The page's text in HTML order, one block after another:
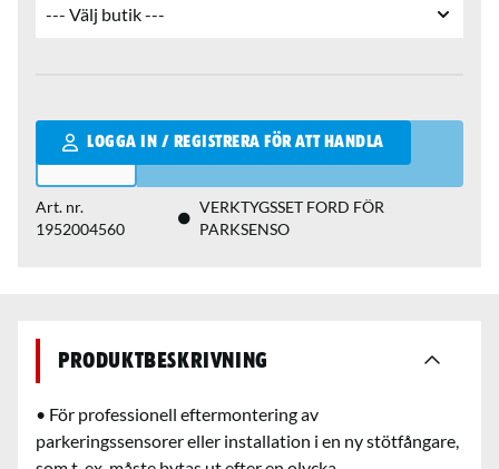
LOGGA IN / REGISTRERA FÖR ATT HANDLA
Qantity
Art. nr.
1952004560
VERKTYGSSET FORD FÖR
PARKSENSO
Produktbeskrivning
• För professionell eftermontering av
parkeringssensorer eller installation i en ny stötfångare,